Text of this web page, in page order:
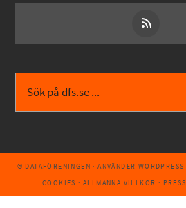
© DATAFÖRENINGEN · ANVÄNDER WORDPRESS
COOKIES · ALLMÄNNA VILLKOR · PRESS